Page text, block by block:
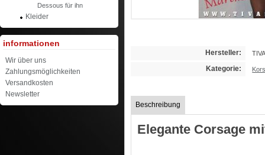
Hersteller:
Kategorie:
Beschreibung
Elegante Corsage
Dessous für ihn
Kleider
informationen
Wir über uns
Zahlungsmöglichkeiten
Versandkosten
Newsletter